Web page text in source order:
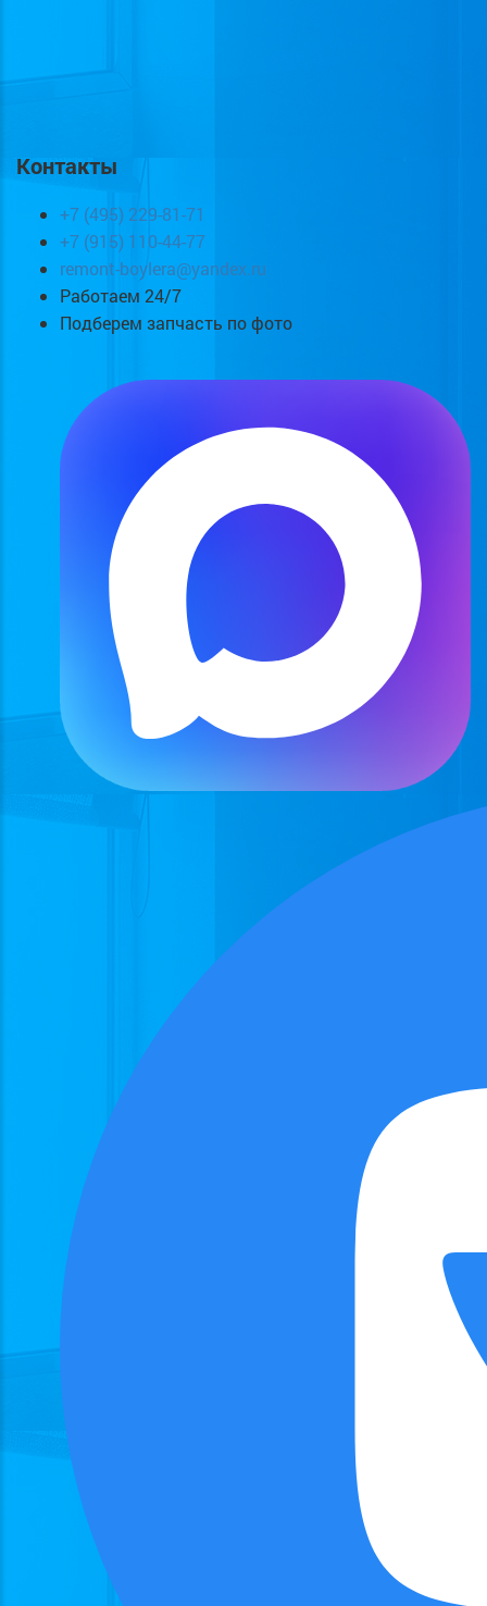
Контакты
+7 (495) 229-81-71
+7 (915) 110-44-77
remont-boylera@yandex.ru
Работаем 24/7
Подберем запчасть по фото